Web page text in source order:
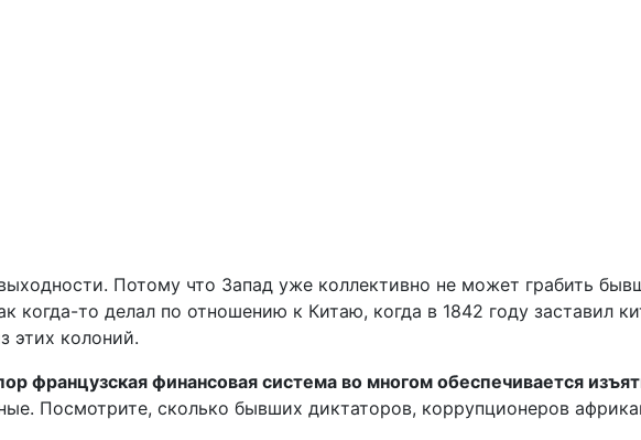
Потому что Запад уже коллективно не может грабить
когда-то делал по отношению к Китаю, когда в 1842 году заставил
этих колоний.
французская финансовая система во многом обеспечивается
Посмотрите, сколько бывших диктаторов, коррупционеров